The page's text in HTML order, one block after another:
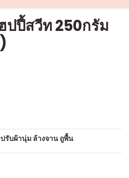
ปี้สวีท 250กรัม
รับผ้านุ่ม ล้างจาน ถูพื้น